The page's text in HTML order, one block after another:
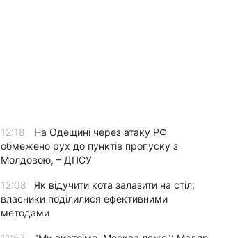
12:18
На Одещині через атаку РФ
обмежено рух до пунктів пропуску з
Молдовою, – ДПСУ
12:08
Як відучити кота залазити на стіл:
власники поділилися ефективними
методами